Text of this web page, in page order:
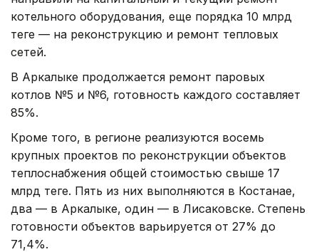
котельного оборудования, еще порядка 10 млрд
теңге — на реконструкцию и ремонт тепловых
сетей.
В Аркалыке продолжается ремонт паровых
котлов №5 и №6, готовность каждого составляет
85%.
Кроме того, в регионе реализуются восемь
крупных проектов по реконструкции объектов
теплоснабжения общей стоимостью свыше 17
млрд теңге. Пять из них выполняются в Костанае,
два — в Аркалыке, один — в Лисаковске. Степень
готовности объектов варьируется от 27% до
71,4%.